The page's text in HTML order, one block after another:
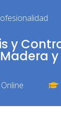
y
Online